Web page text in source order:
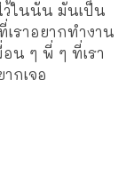
ว้ในนั้น มันเป็น
ราอยากทำงาน
น ๆ พี่ ๆ ที่เรา
กเจอ